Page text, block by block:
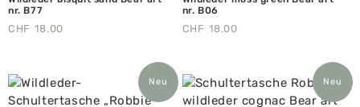
nr. B77
CHF 18.00
nr. B06
CHF 18.00
Neu Neu